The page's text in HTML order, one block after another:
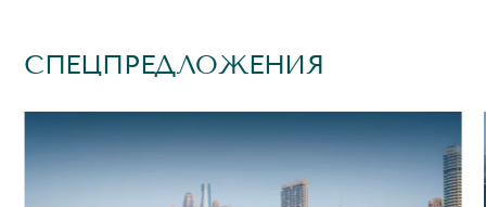
СПЕЦПРЕДЛОЖЕНИЯ